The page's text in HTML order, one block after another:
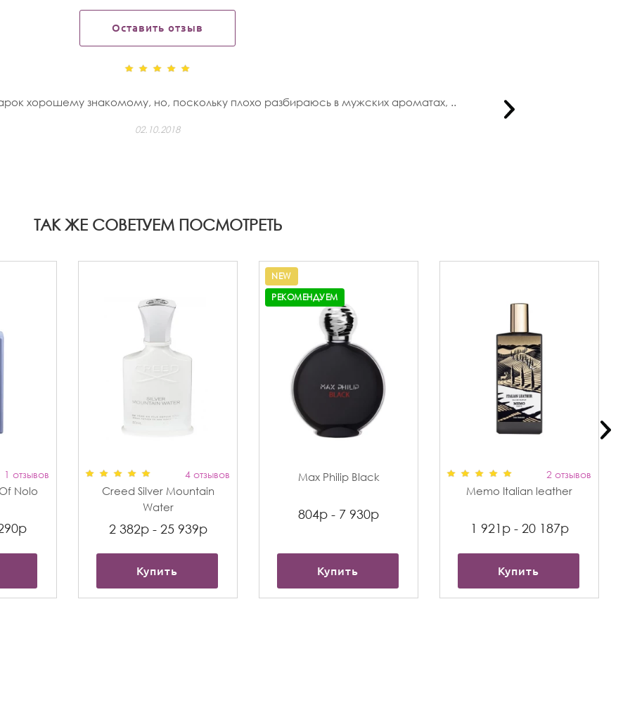
Оставить отзыв
хорошему знакомому, но, поскольку плохо разбираюсь в мужских ароматах, ..
02.10.2018
ТАК ЖЕ СОВЕТУЕМ ПОСМОТРЕТЬ
1 отзывов
Nolo
4 отзывов
Creed Silver Mountain
Water
2 382р - 25 939р
Купить
NEW
РЕКОМЕНДУЕМ
Max Philip Black
804р - 7 930р
Купить
2 отзывов
Memo Italian leather
1 921р - 20 187р
Купить